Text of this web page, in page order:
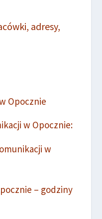
Opocznie
w Opocznie:
w
– godziny